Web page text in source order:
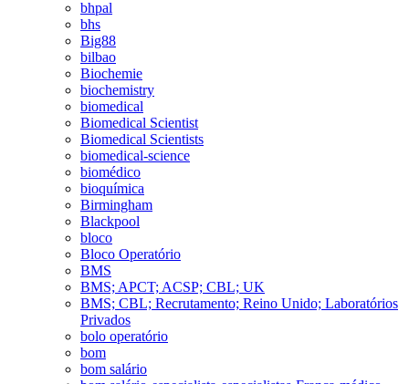
bhpal
bhs
Big88
bilbao
Biochemie
biochemistry
biomedical
Biomedical Scientist
Biomedical Scientists
biomedical-science
biomédico
bioquímica
Birmingham
Blackpool
bloco
Bloco Operatório
BMS
BMS; APCT; ACSP; CBL; UK
BMS; CBL; Recrutamento; Reino Unido; Laboratórios
Privados
bolo operatório
bom
bom salário